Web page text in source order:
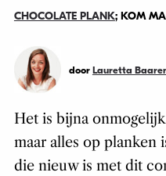
CHOCOLATE PLANK; KOM
door Lauretta
Het is bijna
maar alles op planken
die nieuw is met dit